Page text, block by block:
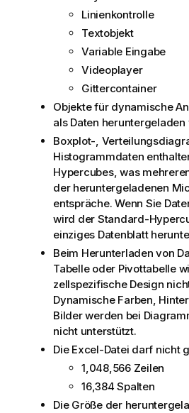
Linienkontrolle
Textobjekt
Variable Eingabe
Videoplayer
Gittercontainer
Objekte für dynamische
als Daten heruntergeladen
Boxplot-,
Histogrammdaten
Hypercubes, was
der heruntergeladenen
entspräche. Wenn Sie
wird der Standard-
einziges Datenblatt
Beim Herunterladen von
Tabelle oder Pivottabelle
zellspezifische Design
Dynamische Farben,
Bilder werden bei
nicht unterstützt.
Die Excel-Datei darf nicht
1,048,566 Zeilen
16,384 Spalten
Die Größe der